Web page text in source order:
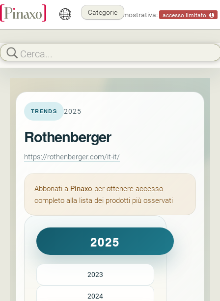
Modalità dimostrativa: accesso limitato
Categorie
TRENDS 2025
Rothenberger
https://rothenberger.com/it-it/
Abbonati a Pinaxo per ottenere accesso
completo alla lista dei prodotti più osservati
2025
2023
2024